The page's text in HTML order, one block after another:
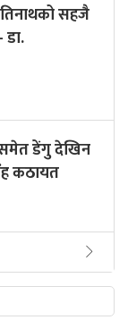
सहजै
डेंगु देखिन
कठायत